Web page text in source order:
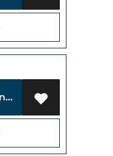
Toevoegen aan winkelwagen